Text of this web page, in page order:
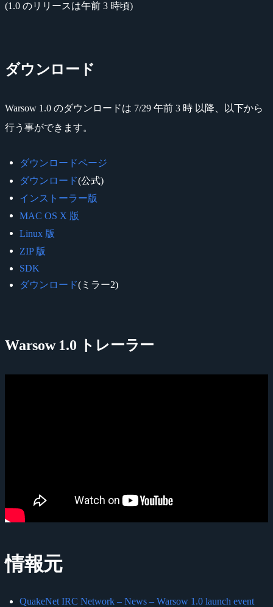
(1.0 のリリースは午前 3 時頃)
ダウンロード
Warsow 1.0 のダウンロードは 7/29 午前 3 時 以降、以下から
行う事ができます。
ダウンロードページ
ダウンロード(公式)
インストーラー版
MAC OS X 版
Linux 版
ZIP 版
SDK
ダウンロード(ミラー2)
Warsow 1.0 トレーラー
情報元
QuakeNet IRC Network – News – Warsow 1.0 launch event